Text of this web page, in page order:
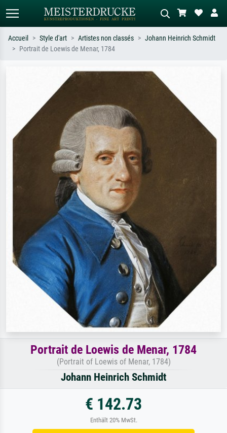
Recherchez par artiste, titre ou style –
ex. Monet, Nuit étoilée,
impressionnisme, vague de Hokusai,
Décrivez la scène – ex. prairie verte,
abstrait avec beaucoup de rouge,
tableau sombre, nu debout près d'un
Accueil Style d'art Artistes non classés
Johann Heinrich Schmidt
Portrait de Loewis de Menar, 1784
Portrait de Loewis de Menar, 1784
(Portrait of Loewis of Menar, 1784)
Johann Heinrich Schmidt
€ 142.73
Enthält 20% MwSt.